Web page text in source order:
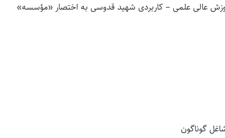
عالی علمی – کاربردی شهید قدوسی به اختصار «مؤسسه»